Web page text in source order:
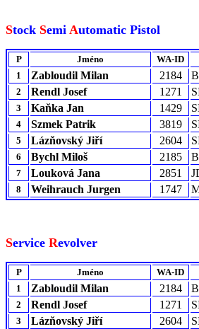
Stock Semi Automatic Pistol
P Jméno WA-ID
1
Zabloudil Milan 2184
2 Rendl Josef 1271
3 Kaňka Jan 1429
4 Szmek Patrik 3819
5 Lázňovský Jiří 2604
6 Bychl Miloš 2185
7 Louková Jana 2851
8 Weihrauch Jurgen 1747
Service Revolver
P Jméno WA-ID
1
Zabloudil Milan 2184
2 Rendl Josef 1271
3 Lázňovský Jiří 2604